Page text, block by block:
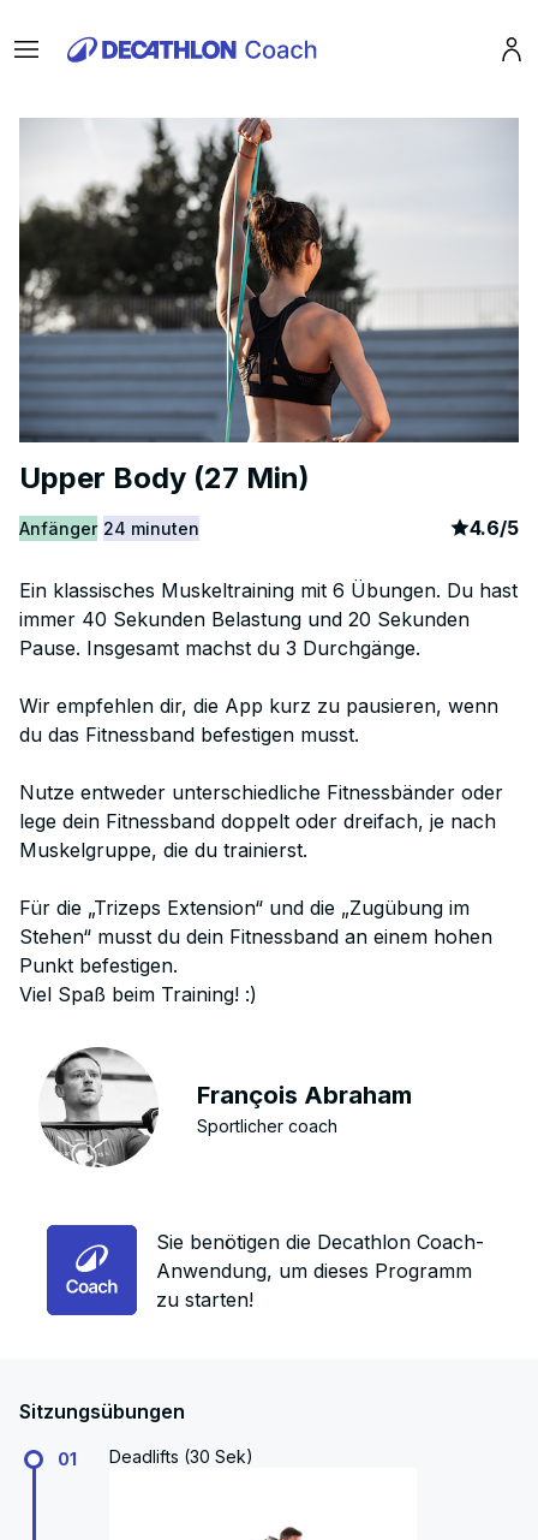
Menu
Upper Body (27 Min)
Anfänger 24 minuten article
4.6/5
Ein klassisches Muskeltraining mit 6 Übungen. Du hast
immer 40 Sekunden Belastung und 20 Sekunden
Pause. Insgesamt machst du 3 Durchgänge.
Wir empfehlen dir, die App kurz zu pausieren, wenn
du das Fitnessband befestigen musst.
Nutze entweder unterschiedliche Fitnessbänder oder
lege dein Fitnessband doppelt oder dreifach, je nach
Muskelgruppe, die du trainierst.
Für die „Trizeps Extension“ und die „Zugübung im
Stehen“ musst du dein Fitnessband an einem hohen
Punkt befestigen.
Viel Spaß beim Training! :)
François Abraham
Sportlicher coach
Sie benötigen die Decathlon Coach-
Anwendung, um dieses Programm
zu starten!
Sitzungsübungen
01 Deadlifts (30 Sek)